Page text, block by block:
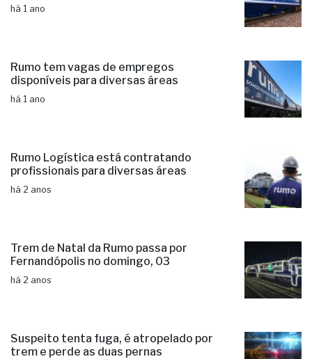
há 1 ano
Rumo tem vagas de empregos
disponíveis para diversas áreas
há 1 ano
Rumo Logística está contratando
profissionais para diversas áreas
há 2 anos
Trem de Natal da Rumo passa por
Fernandópolis no domingo, 03
há 2 anos
Suspeito tenta fuga, é atropelado por
trem e perde as duas pernas